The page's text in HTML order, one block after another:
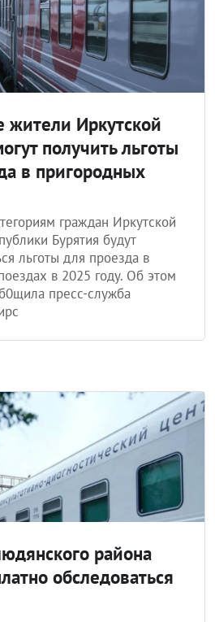
жители Иркутской
получить льготы
в пригородных
граждан Иркутской
Бурятия будут
льготы для проезда в
в 2025 году. Об этом
пресс-служба
района
обследоваться